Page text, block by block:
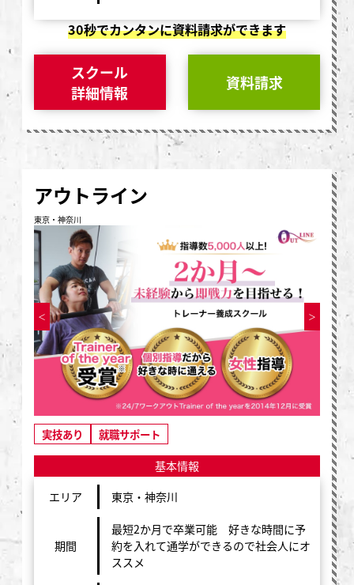
30秒でカンタンに資料請求ができます
スクール
詳細情報
資料請求
アウトライン
東京・神奈川
実技あり
就職サポート
基本情報
エリア
東京・神奈川
期間
最短2か月で卒業可能 好きな時間に予
約を入れて通学ができるので社会人にオ
ススメ